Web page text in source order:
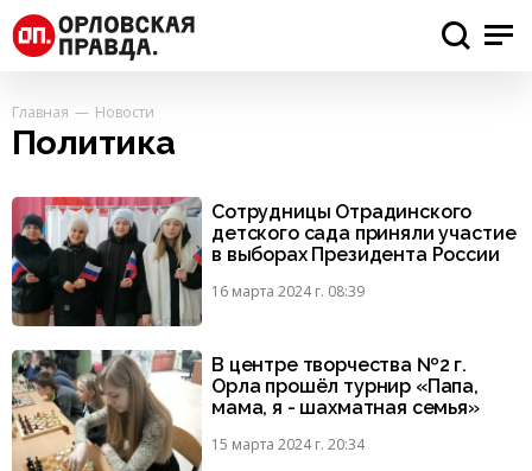
Главная Новости
Политика
Сотрудницы Отрадинского
детского сада приняли участие
в выборах Президента России
16 марта 2024 г. 08:39
В центре творчества №2 г.
Орла прошёл турнир «Папа,
мама, я - шахматная семья»
15 марта 2024 г. 20:34